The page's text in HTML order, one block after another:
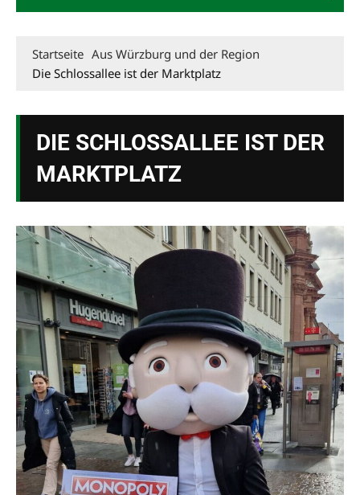
Startseite Aus Würzburg und der Region
Die Schlossallee ist der Marktplatz
DIE SCHLOSSALLEE IST DER
MARKTPLATZ